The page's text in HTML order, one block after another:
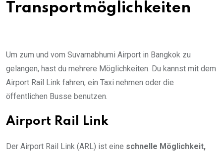
Transportmöglichkeiten
Um zum und vom Suvarnabhumi Airport in Bangkok zu
gelangen, hast du mehrere Möglichkeiten. Du kannst mit dem
Airport Rail Link fahren, ein Taxi nehmen oder die
öffentlichen Busse benutzen.
Airport Rail Link
Der Airport Rail Link (ARL) ist eine schnelle Möglichkeit,